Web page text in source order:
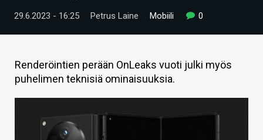
VIDEOT
TECHBBS
TIETOA
HINTA.FI
VAIHDA TEEMA
29.6.2023 - 16:25 Petrus Laine Mobiili 0
Renderöintien perään OnLeaks vuoti julki myös
puhelimen teknisiä ominaisuuksia.